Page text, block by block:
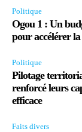
Politique
Ogou 1 : Un
pour accélérer
Politique
Pilotage
renforcé leurs
efficace
Faits divers